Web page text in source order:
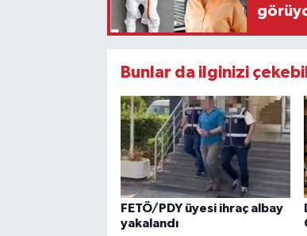
Bunlar da ilginizi
FETÖ/PDY üyesi ihraç albay
yakalandı